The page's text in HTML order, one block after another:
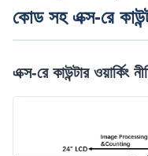
কোড সহ এক্স-রে
এক্স-রে কাউন্টার ওয়ার্কিং